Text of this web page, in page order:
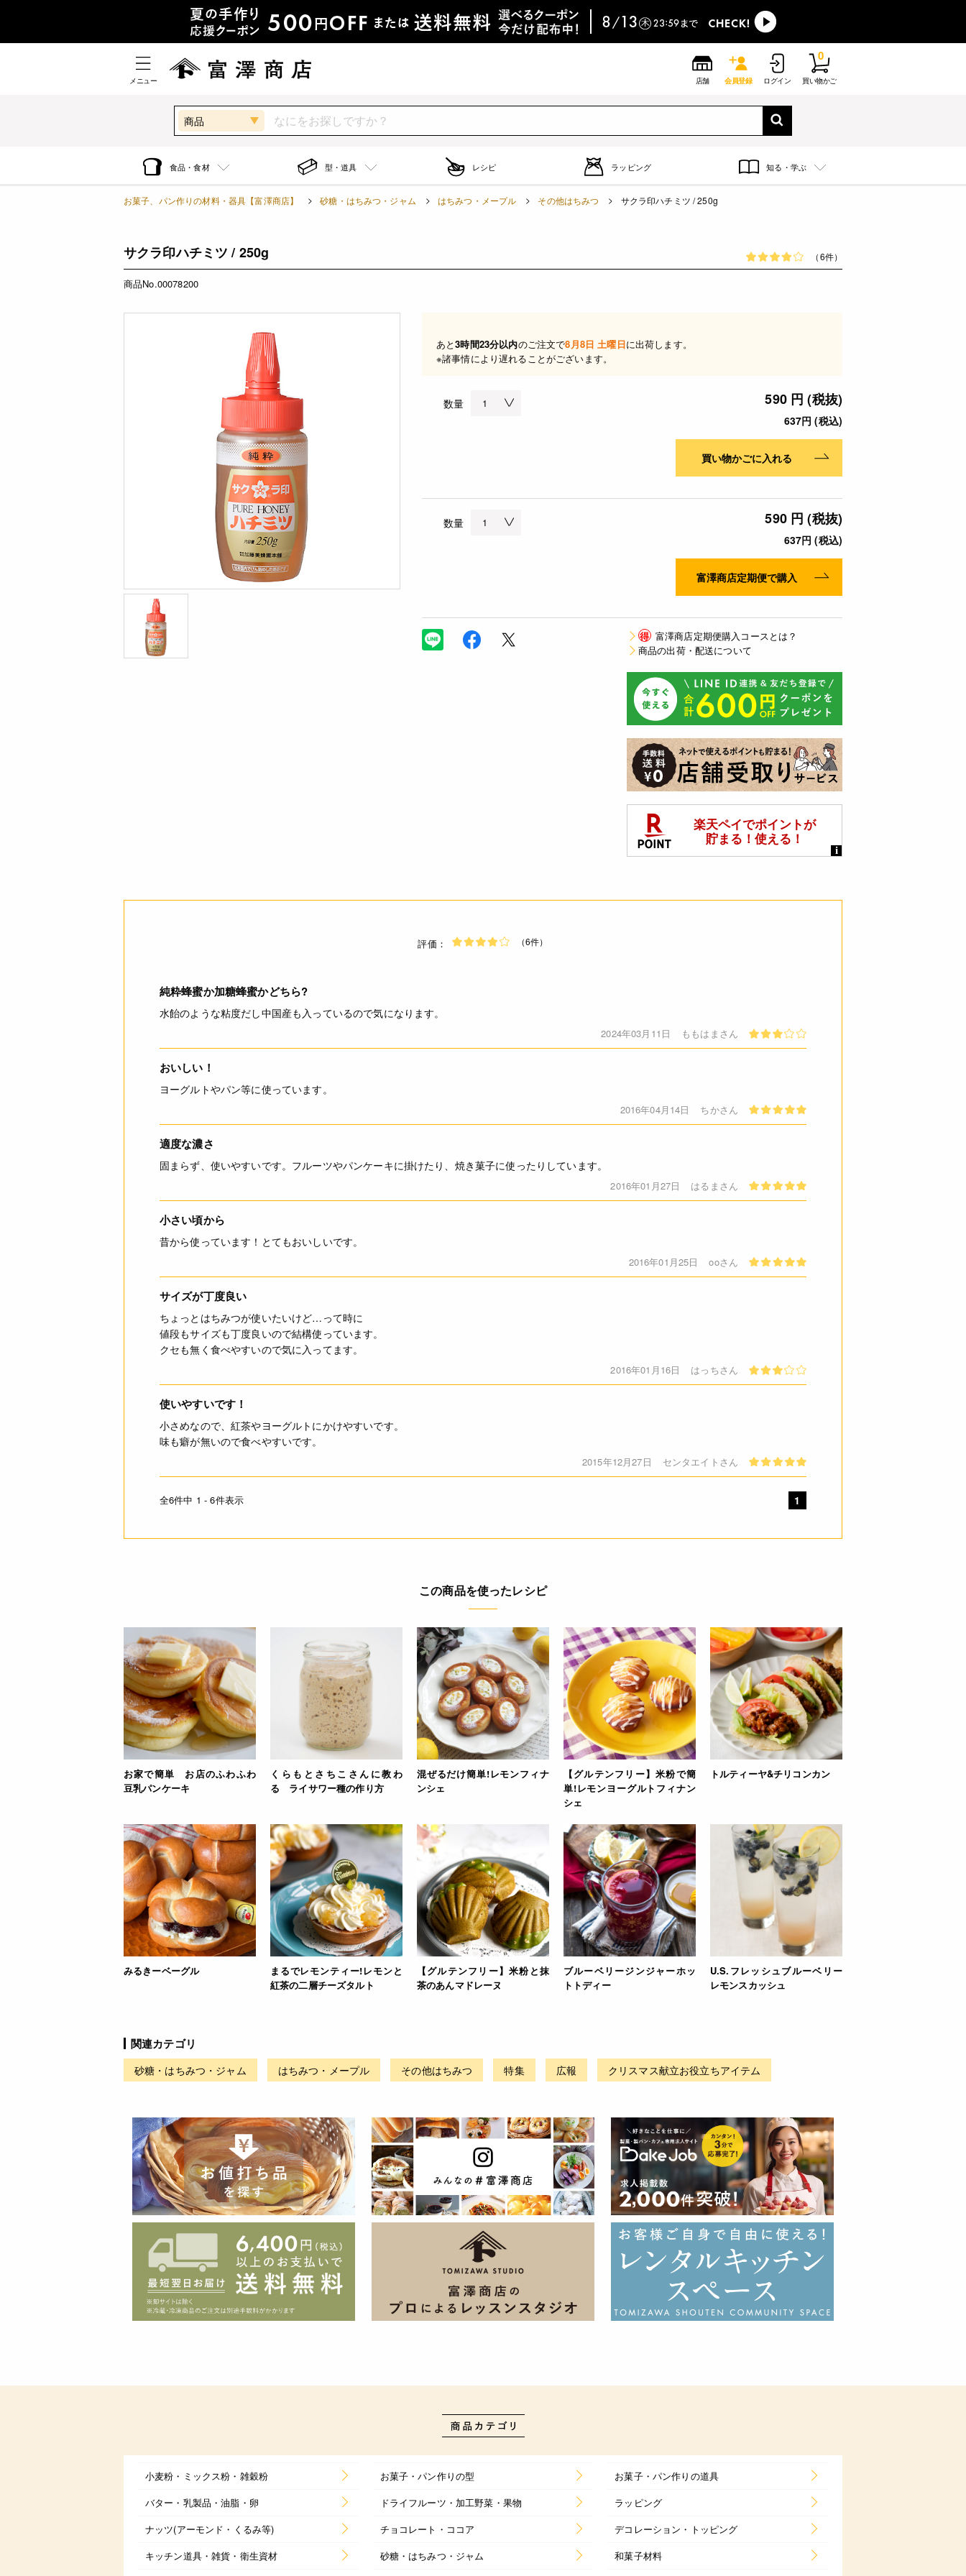
メニュー 店舗 会員登録 ログイン 買い物かご
0
商品
食品・食材 型・道具 レシピ ラッピング 知る・学ぶ
お菓子、パン作りの材料・器具【富澤商店】 砂糖・はちみつ・ジャム はちみつ・メープル その他はちみつ サクラ印ハチミツ / 250g
サクラ印ハチミツ / 250g （6件）
商品No.00078200
あと3時間23分以内のご注文で8月8日 土曜日に出荷します。
※諸事情により遅れることがございます。
数量 590 円 (税抜)
637円 (税込)
買い物かごに入れる
数量 590 円 (税抜)
637円 (税込)
富澤商店定期便で購入
得 富澤商店定期便購入コースとは？
商品の出荷・配送について
評価： （6件）
純粋蜂蜜か加糖蜂蜜かどちら?
水飴のような粘度だし中国産も入っているので気になります。
2024年03月11日 ももはまさん
おいしい！
ヨーグルトやパン等に使っています。
2016年04月14日 ちかさん
適度な濃さ
固まらず、使いやすいです。フルーツやパンケーキに掛けたり、焼き菓子に使ったりしています。
2016年01月27日 はるまさん
小さい頃から
昔から使っています！とてもおいしいです。
2016年01月25日 ooさん
サイズが丁度良い
ちょっとはちみつが使いたいけど…って時に
値段もサイズも丁度良いので結構使っています。
クセも無く食べやすいので気に入ってます。
2016年01月16日 はっちさん
使いやすいです！
小さめなので、紅茶やヨーグルトにかけやすいです。
味も癖が無いので食べやすいです。
2015年12月27日 センタエイトさん
全6件中 1 - 6件表示 1
この商品を使ったレシピ
お家で簡単 お店のふわふわ
豆乳パンケーキ
くらもとさちこさんに教わ
る ライサワー種の作り方
混ぜるだけ簡単!レモンフィナ
ンシェ
【グルテンフリー】米粉で簡
単!レモンヨーグルトフィナン
シェ
トルティーヤ&チリコンカン
みるきーベーグル
まるでレモンティー!レモンと
紅茶の二層チーズタルト
【グルテンフリー】米粉と抹
茶のあんマドレーヌ
ブルーベリージンジャーホッ
トトディー
U.S.フレッシュブルーベリー
レモンスカッシュ
関連カテゴリ
砂糖・はちみつ・ジャム はちみつ・メープル その他はちみつ 特集 広報 クリスマス献立お役立ちアイテム
小麦粉・ミックス粉・雑穀粉 お菓子・パン作りの型
お菓子・パン作りの道具
バター・乳製品・油脂・卵
ドライフルーツ・加工野菜・果物
ラッピング
ナッツ(アーモンド・くるみ等)
チョコレート・ココア
デコレーション・トッピング
キッチン道具・雑貨・衛生資材
砂糖・はちみつ・ジャム
和菓子材料